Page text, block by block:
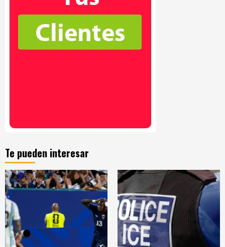
Te pueden interesar